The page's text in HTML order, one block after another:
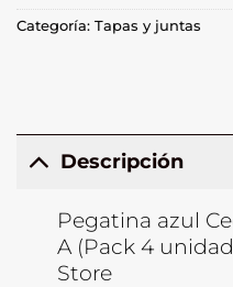
Categoría: Tapas y juntas
Descripción
Pegatina azul
A (Pack 4
Store